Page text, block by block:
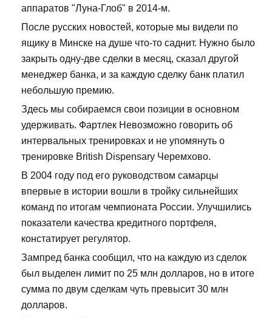
аппаратов "Луна-Глоб" в 2014-м.
После русских новостей, которые мы видели по
ящику в Минске на душе что-то саднит. Нужно было
закрыть одну-две сделки в месяц, сказал другой
менеджер банка, и за каждую сделку банк платил
небольшую премию.
Здесь мы собираемся свои позиции в основном
удерживать. Фартлек Невозможно говорить об
интервальных тренировках и не упомянуть о
тренировке British Dispensary Черемхово.
В 2004 году под его руководством самарцы
впервые в истории вошли в тройку сильнейших
команд по итогам чемпионата России. Улучшились
показатели качества кредитного портфеля,
констатирует регулятор.
Зампред банка сообщил, что на каждую из сделок
был выделен лимит по 25 млн долларов, но в итоге
сумма по двум сделкам чуть превысит 30 млн
долларов.